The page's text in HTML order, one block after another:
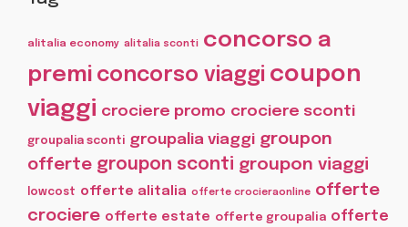
alitalia economy alitalia sconti concorso a
premi concorso viaggi coupon
viaggi crociere promo crociere sconti
groupalia sconti groupalia viaggi groupon
offerte groupon sconti groupon viaggi
lowcost offerte alitalia offerte crocieraonline offerte
crociere offerte estate offerte groupalia offerte